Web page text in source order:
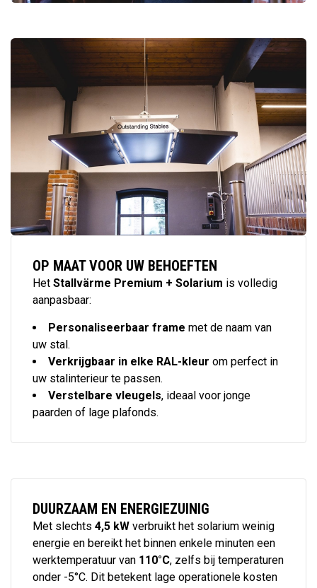
OP MAAT VOOR UW BEHOEFTEN
Het Stallvärme Premium + Solarium is volledig
aanpasbaar:
Personaliseerbaar frame met de naam van
uw stal.
Verkrijgbaar in elke RAL-kleur om perfect in
uw stalinterieur te passen.
Verstelbare vleugels, ideaal voor jonge
paarden of lage plafonds.
DUURZAAM EN ENERGIEZUINIG
Met slechts 4,5 kW verbruikt het solarium weinig
energie en bereikt het binnen enkele minuten een
werktemperatuur van 110°C, zelfs bij temperaturen
onder -5°C. Dit betekent lage operationele kosten